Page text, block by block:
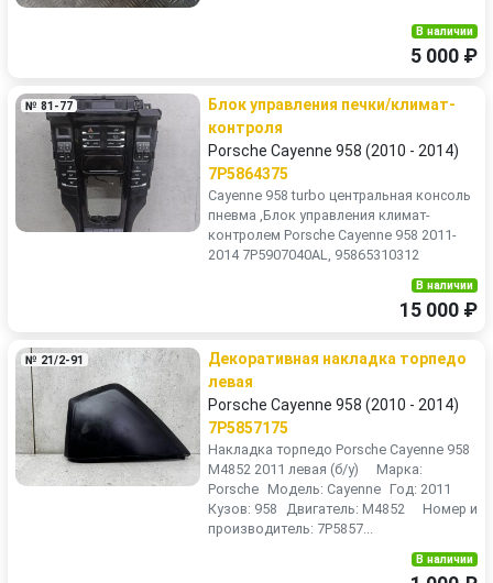
В наличии
5 000 ₽
№ 81-77
Блок управления печки/климат-
контроля
Porsche Cayenne 958 (2010 - 2014)
7P5864375
Cayenne 958 turbo центральная консоль
пневма ,Блок управления климат-
контролем Porsche Cayenne 958 2011-
2014 7P5907040AL, 95865310312
В наличии
15 000 ₽
№ 21/2-91
Декоративная накладка торпедо
левая
Porsche Cayenne 958 (2010 - 2014)
7P5857175
Накладка торпедо Porsche Cayenne 958
M4852 2011 левая (б/у) Марка:
Porsche Модель: Cayenne Год: 2011
Кузов: 958 Двигатель: M4852 Номер и
производитель: 7P5857...
В наличии